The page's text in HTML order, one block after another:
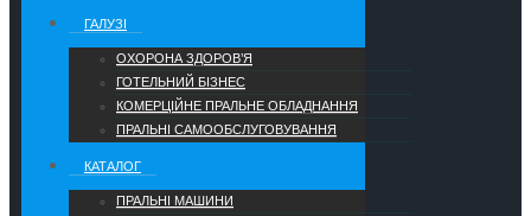
ГАЛУЗІ
ОХОРОНА ЗДОРОВ’Я
ГОТЕЛЬНИЙ БІЗНЕС
КОМЕРЦІЙНЕ ПРАЛЬНЕ ОБЛАДНАННЯ
ПРАЛЬНІ САМООБСЛУГОВУВАННЯ
КАТАЛОГ
ПРАЛЬНІ МАШИНИ